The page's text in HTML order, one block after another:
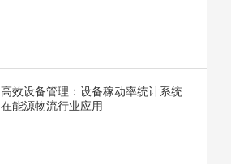
高效设备管理：设备稼动率统计系统
在能源物流行业应用